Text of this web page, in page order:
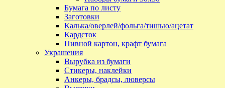
Бумага по листу
Заготовки
Калька/оверлей/фольга/тишью/ацетат
Кардсток
Пивной картон, крафт бумага
Украшения
Вырубка из бумаги
Стикеры, наклейки
Анкеры, брадсы, люверсы